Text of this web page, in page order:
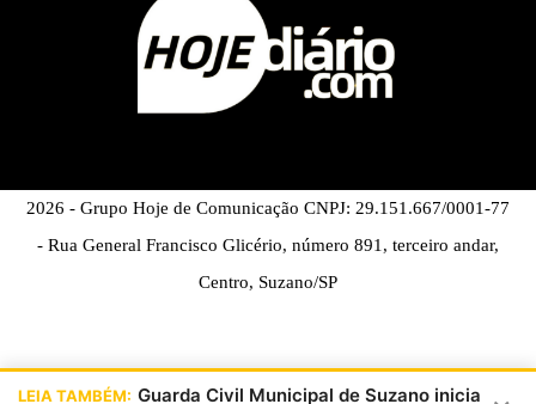
2026 - Grupo Hoje de Comunicação CNPJ: 29.151.667/0001-77
- Rua General Francisco Glicério, número 891, terceiro andar,
Centro, Suzano/SP
LEIA TAMBÉM: Guarda Civil Municipal de Suzano inicia